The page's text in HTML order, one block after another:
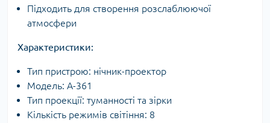
Підходить для створення розслаблюючої
атмосфери
Характеристики:
Тип пристрою: нічник-проектор
Модель: A-361
Тип проекції: туманності та зірки
Кількість режимів світіння: 8